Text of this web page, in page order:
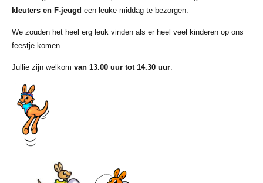
kleuters en F-jeugd een leuke middag te bezorgen.
We zouden het heel erg leuk vinden als er heel veel kinderen op ons
feestje komen.
Jullie zijn welkom van 13.00 uur tot 14.30 uur.